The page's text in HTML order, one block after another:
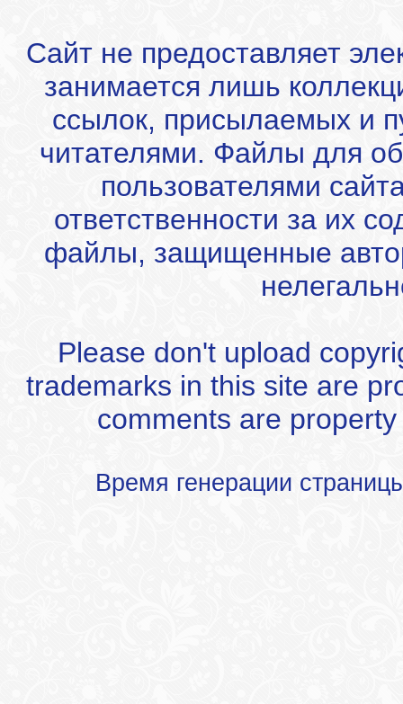
Сайт не предоставляет
занимается лишь
ссылок, присылаемых и
читателями. Файлы для
пользователями
ответственности за их
файлы, защищенные
Please don't upload
trademarks in this site are
comments are
Время генерации